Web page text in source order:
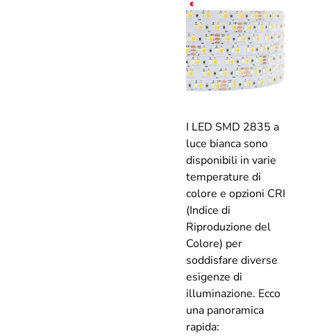
I LED SMD 2835 a
luce bianca sono
disponibili in varie
temperature di
colore e opzioni CRI
(Indice di
Riproduzione del
Colore) per
soddisfare diverse
esigenze di
illuminazione. Ecco
una panoramica
rapida: